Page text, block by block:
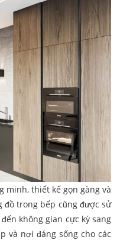
minh, thiết kế gọn gàng và
trong bếp cũng được sử
không gian cực kỳ sang
và nơi đáng sống cho các